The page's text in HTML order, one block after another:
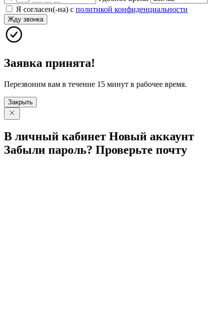
Я согласен(-на) с политикой конфиденциальности
Жду звонка
Заявка принята!
Перезвоним вам в течение 15 минут в рабочее время.
Закрыть
В личный кабинет Новый аккаунт
Забыли пароль? Проверьте почту